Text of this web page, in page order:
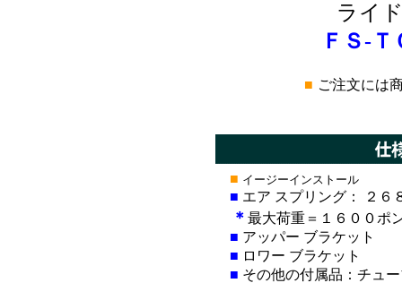
ライ
ＦＳ-
■ ご注文には
■ イージーインストール
■ エア スプリング： ２６
＊ 最大荷重＝１６００ポ
■ アッパー ブラケット
■ ロワー ブラケット
■ その他の付属品：チュ